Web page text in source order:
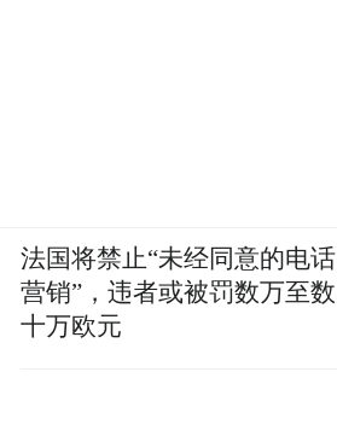
法国将禁止“未经同意的电话
营销”，违者或被罚数万至数
十万欧元